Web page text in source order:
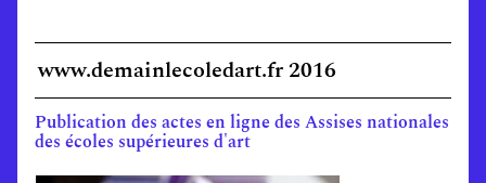
www.demainlecoledart.fr 2016
Publication des actes en ligne des Assises nationales
des écoles supérieures d'art